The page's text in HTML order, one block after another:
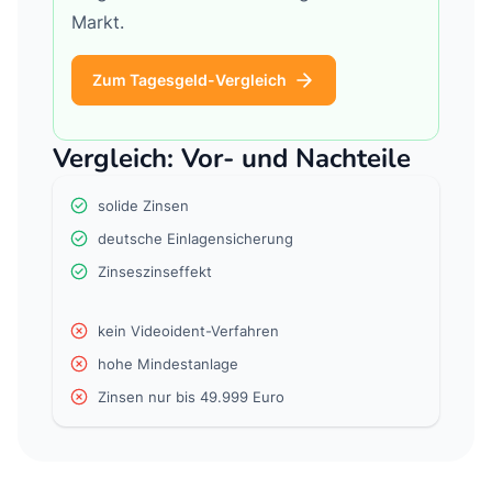
Markt.
Zum Tagesgeld-Vergleich
Vergleich: Vor- und Nachteile
solide Zinsen
deutsche Einlagensicherung
Zinseszinseffekt
kein Videoident-Verfahren
hohe Mindestanlage
Zinsen nur bis 49.999 Euro